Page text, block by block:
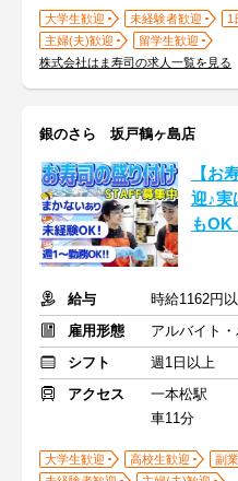
大学生歓迎 未経験者歓迎
1
主婦(夫)歓迎
留学生歓迎
株式会社はま寿司の求人一覧を見る
銀のさら 坂戸鶴ヶ島店
【お
迎♪実
も
給与
時給1162円
雇用形態
アルバイト・
シフト
週1日以上
アクセス
一本松駅
車11分
大学生歓迎 高校生歓迎
副